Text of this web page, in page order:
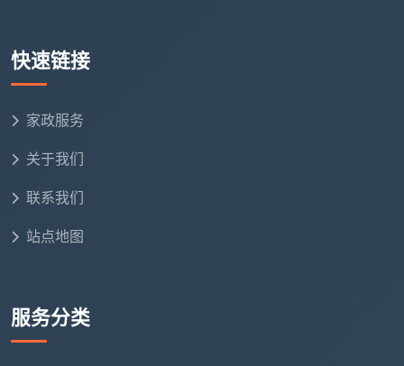
明的开荒保洁收费标准
的最终价格。
五、用这套收费标准反向筛选：五个问题验出报价的真
必比价比到眼花，用下面五个问题快速筛一遍。
按什么面积算？
包含哪些服务？
不含的怎么收费？
快速链接
家政服务
关于我们
联系我们
站点地图
服务分类